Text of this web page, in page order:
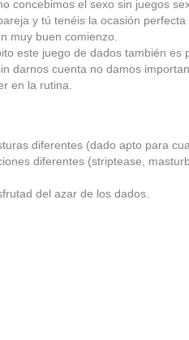
concebimos el sexo sin juegos
y tú tenéis la ocasión
muy buen comienzo.
este juego de dados también es
darnos cuenta no damos
en la rutina.
diferentes (dado apto para
diferentes (striptease,
del azar de los dados.